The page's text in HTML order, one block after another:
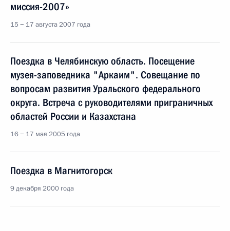
миссия-2007»
15 − 17 августа 2007 года
Поездка в Челябинскую область. Посещение
музея-заповедника "Аркаим". Совещание по
вопросам развития Уральского федерального
округа. Встреча с руководителями приграничных
областей России и Казахстана
16 − 17 мая 2005 года
Поездка в Магнитогорск
9 декабря 2000 года